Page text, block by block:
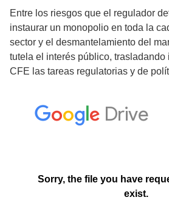
Entre los riesgos que el regulador
instaurar un monopolio en toda la
sector y el desmantelamiento del
tutela el interés público, trasladando
CFE las tareas regulatorias y de